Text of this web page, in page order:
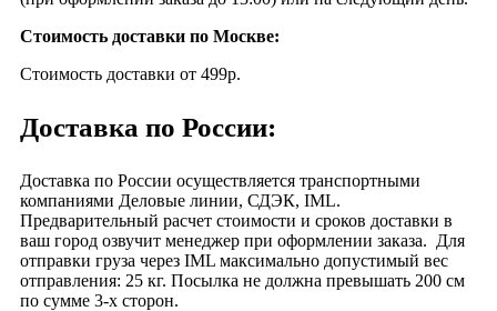
Стоимость доставки по Москве:
Cтоимость доставки от 499р.
Доставка по России:
Доставка по России осуществляется транспортными
компаниями Деловые линии, СДЭК, IML.
Предварительный расчет стоимости и сроков доставки в
ваш город озвучит менеджер при оформлении заказа. Для
отправки груза через IML максимально допустимый вес
отправления: 25 кг. Посылка не должна превышать 200 см
по сумме 3-х сторон.